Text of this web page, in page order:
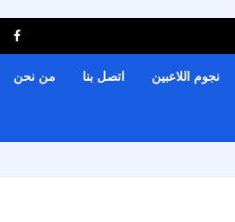
نجوم اللاعبين اتصل بنا من نحن